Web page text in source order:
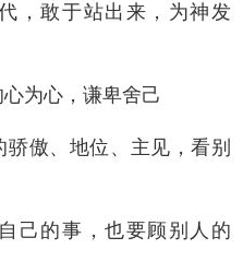
，敢于站出来，为神发
为心，谦卑舍己
傲、地位、主见，看别
己的事，也要顾别人的